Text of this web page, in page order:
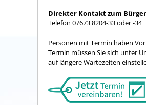
Direkter Kontakt zum
Telefon 07673 8204-33 oder -34
Personen mit Termin haben
Termin müssen Sie sich unter
auf längere Wartezeiten